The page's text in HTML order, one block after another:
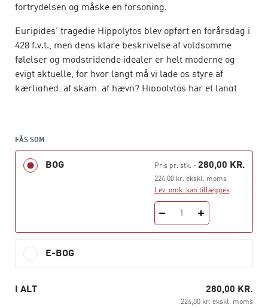
fortrydelsen og måske en forsoning.
Euripides’ tragedie Hippolytos blev opført en forårsdag i
428 f.v.t., men dens klare beskrivelse af voldsomme
følelser og modstridende idealer er helt moderne og
evigt aktuelle, for hvor langt må vi lade os styre af
kærlighed, af skam, af hævn? Hippolytos har et langt
ikke mindst med fornøjelse og gru.
Bogen er oversat og introduceret af Marcel Lysgaard
FÅS SOM
BOG Pris pr. stk.- 280,00 KR.
224,00 kr. ekskl. moms
Lev. omk. kan tillægges
1
E-BOG
I ALT 280,00 KR.
224,00 kr. ekskl. moms